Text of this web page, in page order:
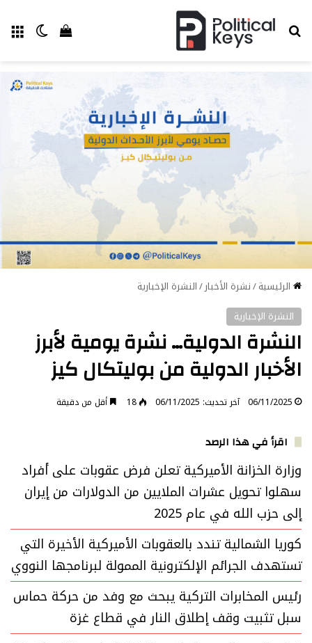
إستعراض بحث عن
الرئيسية/نشرة الأخبار/النشرة الإخبارية
النشرة الإخبارية
النشرة الدولية… نشرة يومية لأبرز
الأخبار الدولية من بوليتكال كيز
06/11/2025 آخر تحديث: 06/11/2025 18 أقل من دقيقة
اقرأ في هذا الرصد
وزارة الخزانة الأميركية تعلن فرض عقوبات على أفراد
سهلوا تحويل عشرات الملايين من الدولارات من إيران
إلى حزب الله في عام 2025
كوريا الشمالية تندد بالعقوبات الأميركية الأخيرة التي
تستهدف الجرائم الإلكترونية الممولة لبرنامجها النووي
رئيس المخابرات التركية يبحث مع وفد من حركة حماس
سبل تثبيت وقف إطلاق النار في قطاع غزة